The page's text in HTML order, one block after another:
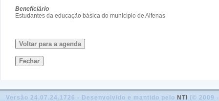
Beneficiário
Estudantes da educação básica do município de Alfenas
Voltar para a agenda
Fechar
Versão 24.07.24.1726 - Desenvolvido e mantido pelo NTI (© 2009 -